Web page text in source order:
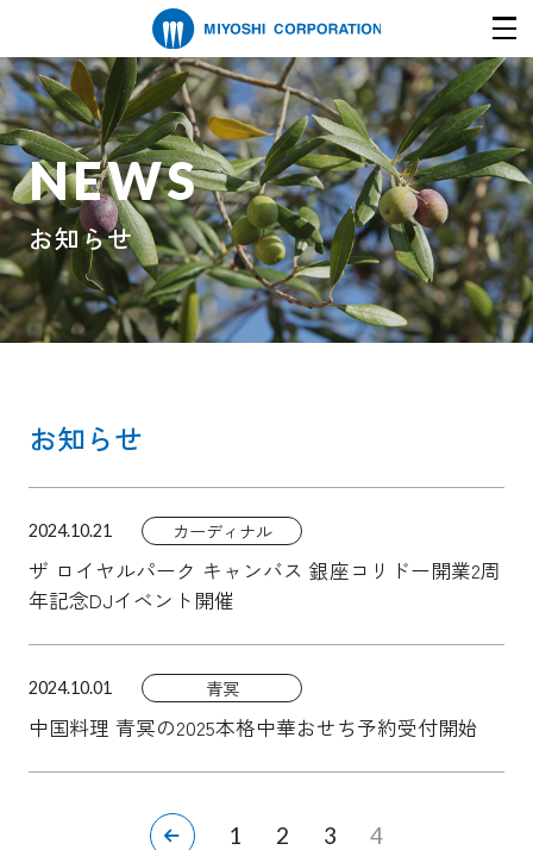
NEWS
お知らせ
お知らせ
2024.10.21 カーディナル
ザ ロイヤルパーク キャンバス 銀座コリドー開業2周
年記念DJイベント開催
2024.10.01 青冥
中国料理 青冥の2025本格中華おせち予約受付開始
1 2 3 4